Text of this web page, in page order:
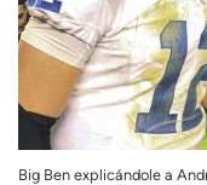
Big Ben explicándole a